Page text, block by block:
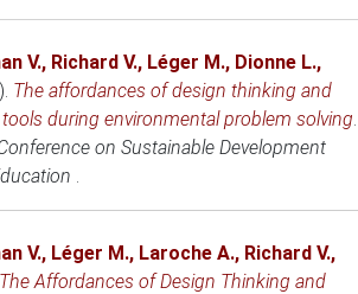
V., Richard V., Léger M., Dionne L.,
. The affordances of design thinking and
during environmental problem solving.
on Sustainable Development
.
V., Léger M., Laroche A., Richard V.,
The Affordances of Design Thinking and